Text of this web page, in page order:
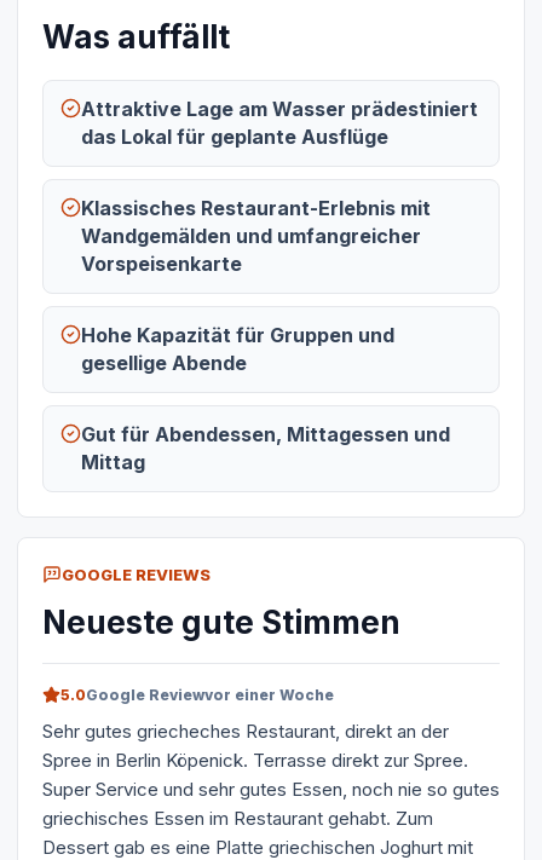
Was auffällt
Attraktive Lage am Wasser prädestiniert
das Lokal für geplante Ausflüge
Klassisches Restaurant-Erlebnis mit
Wandgemälden und umfangreicher
Vorspeisenkarte
Hohe Kapazität für Gruppen und
gesellige Abende
Gut für Abendessen, Mittagessen und
Mittag
GOOGLE REVIEWS
Neueste gute Stimmen
5.0Google Reviewvor einer Woche
Sehr gutes griecheches Restaurant, direkt an der
Spree in Berlin Köpenick. Terrasse direkt zur Spree.
Super Service und sehr gutes Essen, noch nie so gutes
griechisches Essen im Restaurant gehabt. Zum
Dessert gab es eine Platte griechischen Joghurt mit